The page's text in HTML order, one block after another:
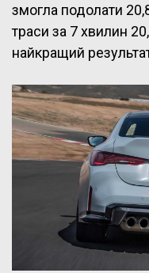
змогла подолати
траси за 7 хвилин
найкращий